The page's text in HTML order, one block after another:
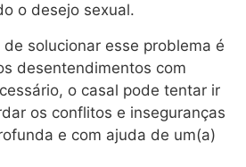
o desejo sexual.
solucionar esse problema é
desentendimentos com
o casal pode tentar ir
os conflitos e inseguranças
e com ajuda de um(a)